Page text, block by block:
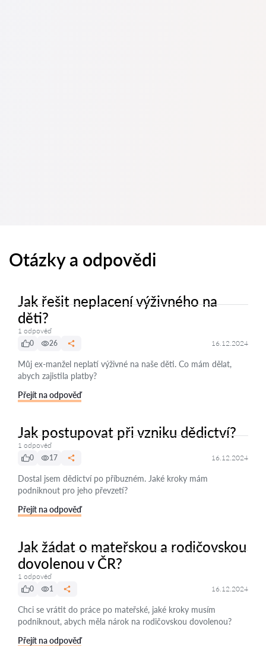
Otázky a odpovědi
Jak řešit neplacení výživného na
děti?
1 odpověď
0
26 16.12.2024
Můj ex-manžel neplatí výživné na naše děti. Co mám dělat,
abych zajistila platby?
Přejít na odpověď
Jak postupovat při vzniku dědictví?
1 odpověď
0
17 16.12.2024
Dostal jsem dědictví po příbuzném. Jaké kroky mám
podniknout pro jeho převzetí?
Přejít na odpověď
Jak žádat o mateřskou a rodičovskou
dovolenou v ČR?
1 odpověď
0
1 16.12.2024
Chci se vrátit do práce po mateřské, jaké kroky musím
podniknout, abych měla nárok na rodičovskou dovolenou?
Přejít na odpověď